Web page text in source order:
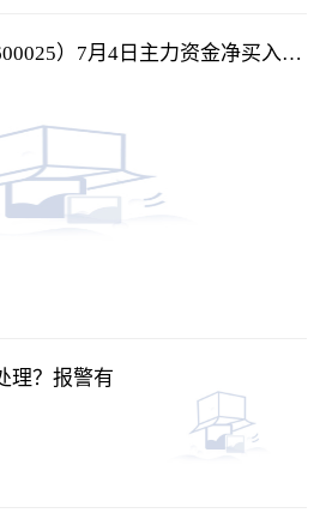
）7月4日主力资金净买入
理？报警有